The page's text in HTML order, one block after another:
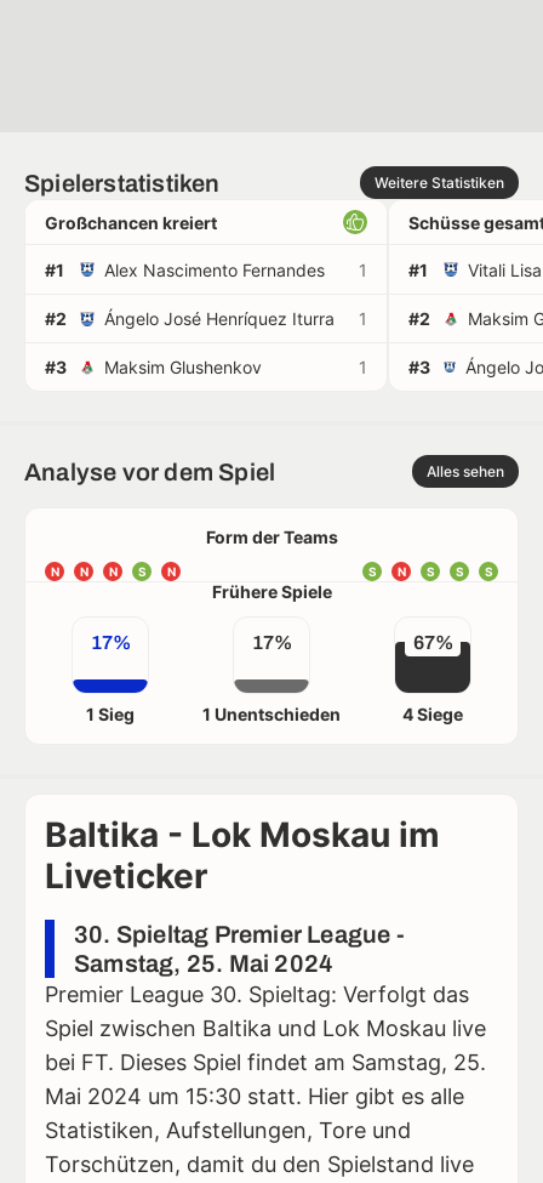
Spielerstatistiken Weitere Statistiken
Großchancen kreiert
#1 Alex Nascimento Fernandes 1
#2 Ángelo José Henríquez Iturra 1
#3 Maksim Glushenkov 1
Schüsse
#1 Vitali
#2 Maksim
#3
Analyse vor dem Spiel Alles sehen
Form der Teams
N N N S N S
S
S
N
S
Frühere Spiele
17%
1 Sieg
17%
1 Unentschieden
67%
4 Siege
Baltika - Lok Moskau im
Liveticker
30. Spieltag Premier League -
Samstag, 25. Mai 2024
Premier League 30. Spieltag: Verfolgt das
Spiel zwischen Baltika und Lok Moskau live
bei FT. Dieses Spiel findet am Samstag, 25.
Mai 2024 um 15:30 statt. Hier gibt es alle
Statistiken, Aufstellungen, Tore und
Torschützen, damit du den Spielstand live